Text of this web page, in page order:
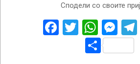
Сподели со своите
Facebook
Twitter
Share